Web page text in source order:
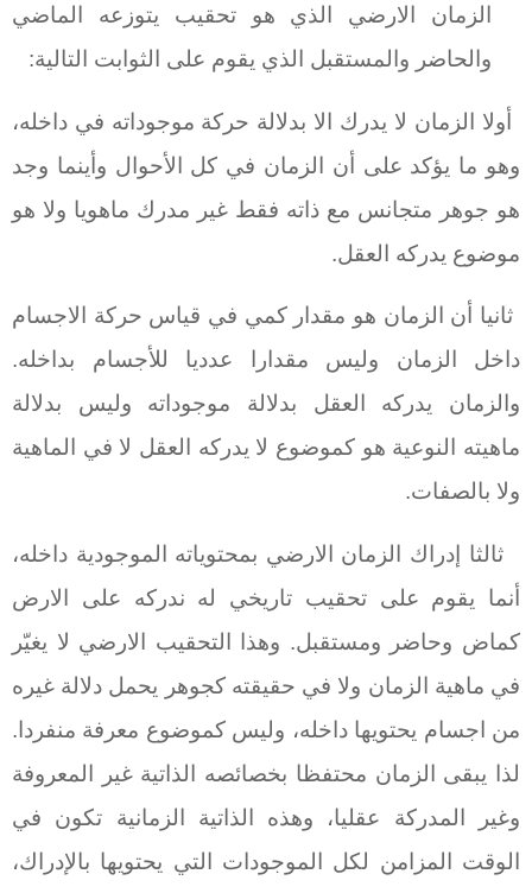
الزمان الارضي الذي هو تحقيب يتوزعه الماضي
والحاضر والمستقبل الذي يقوم على الثوابت التالية:
أولا الزمان لا يدرك الا بدلالة حركة موجوداته في داخله،
وهو ما يؤكد على أن الزمان في كل الأحوال وأينما وجد
هو جوهر متجانس مع ذاته فقط غير مدرك ماهويا ولا هو
موضوع يدركه العقل.
ثانيا أن الزمان هو مقدار كمي في قياس حركة الاجسام
داخل الزمان وليس مقدارا عدديا للأجسام بداخله.
والزمان يدركه العقل بدلالة موجوداته وليس بدلالة
ماهيته النوعية هو كموضوع لا يدركه العقل لا في الماهية
ولا بالصفات.
ثالثا إدراك الزمان الارضي بمحتوياته الموجودية داخله،
أنما يقوم على تحقيب تاريخي له ندركه على الارض
كماض وحاضر ومستقبل. وهذا التحقيب الارضي لا يغيّر
في ماهية الزمان ولا في حقيقته كجوهر يحمل دلالة غيره
من اجسام يحتويها داخله، وليس كموضوع معرفة منفردا.
لذا يبقى الزمان محتفظا بخصائصه الذاتية غير المعروفة
وغير المدركة عقليا، وهذه الذاتية الزمانية تكون في
الوقت المزامن لكل الموجودات التي يحتويها بالإدراك،